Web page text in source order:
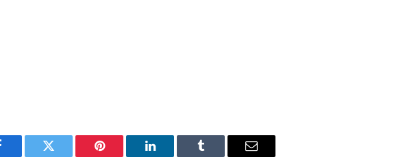
Twitter Pinterest LinkedIn Tumblr Email